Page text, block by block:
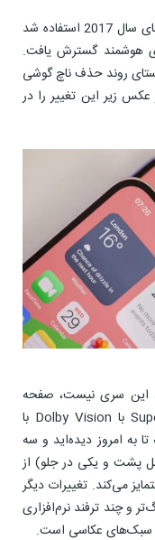
این ناچ بدنام برای اولین بار در طراحی مدل‌های سال 2017 استفاده شد
هوشمند گسترش یافت.
روند حذف ناچ گوشی
کرد (در عکس زیر این تغییر را در
این سری نیست، صفحه
نمایش 6.1 اینچی Super Retina XDR OLED با Dolby Vision با
تا به امروز دیده‌اید و سه
در پنل پشت و یکی در جلو) از
می‌کند. تغییرات دیگر
و چند ترفند نرم‌افزاری
و سبک‌های عکاسی است.